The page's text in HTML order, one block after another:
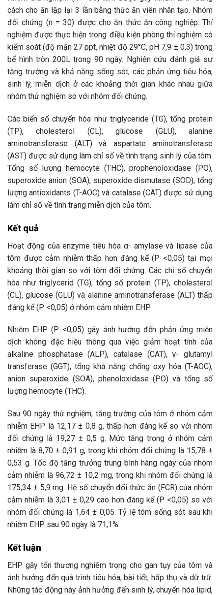
cách cho ăn lặp lại 3 lần bằng thức ăn viên nhân tạo. Nhóm
đối chứng (n = 30) được cho ăn thức ăn công nghiệp. Thí
nghiệm được thực hiện trong điều kiện phòng thí nghiệm có
kiểm soát (độ mặn 27 ppt, nhiệt độ 29°C, pH 7,9 ± 0,3) trong
bể hình tròn 200L trong 90 ngày. Nghiên cứu đánh giá sự
tăng trưởng và khả năng sống sót, các phản ứng tiêu hóa,
sinh lý, miễn dịch ở các khoảng thời gian khác nhau giữa
nhóm thử nghiệm so với nhóm đối chứng.
Các biến số chuyển hóa như triglyceride (TG), tổng protein
(TP), cholesterol (CL), glucose (GLU), alanine
aminotransferase (ALT) và aspartate aminotransferase
(AST) được sử dụng làm chỉ số về tình trạng sinh lý của tôm.
Tổng số lượng hemocyte (THC), prophenoloxidase (PO),
superoxide anion (SOA), superoxide dismutase (SOD), tổng
lượng antioxidants (T-AOC) và catalase (CAT) được sử dụng
làm chỉ số về tình trạng miễn dịch của tôm.
Kết quả
Hoạt động của enzyme tiêu hóa α- amylase và lipase của
tôm được cảm nhiễm thấp hơn đáng kể (P <0,05) tại mọi
khoảng thời gian so với tôm đối chứng. Các chỉ số chuyển
hóa như triglycerid (TG), tổng số protein (TP), cholesterol
(CL), glucose (GLU) và alanine aminotransferase (ALT) thấp
đáng kể (P <0,05) ở nhóm cảm nhiễm EHP.
Nhiễm EHP (P <0,05) gây ảnh hưởng đến phản ứng miễn
dịch không đặc hiệu thông qua việc giảm hoạt tính của
alkaline phosphatase (ALP), catalase (CAT), γ- glutamyl
transferase (GGT), tổng khả năng chống oxy hóa (T-AOC),
anion superoxide (SOA), phenoloxidase (PO) và tổng số
lượng hemocyte (THC).
Sau 90 ngày thử nghiệm, tăng trưởng của tôm ở nhóm cảm
nhiễm EHP là 12,17 ± 0,8 g, thấp hơn đáng kể so với nhóm
đối chứng là 19,27 ± 0,5 g. Mức tăng trọng ở nhóm cảm
nhiễm là 8,70 ± 0,91 g, trong khi nhóm đối chứng là 15,78 ±
0,53 g. Tốc độ tăng trưởng trung bình hàng ngày của nhóm
cảm nhiễm là 96,72 ± 10,2 mg, trong khi nhóm đối chứng là
175,34 ± 5,9 mg. Hệ số chuyển đổi thức ăn (FCR) của nhóm
cảm nhiễm là 3,01 ± 0,29 cao hơn đáng kể (P <0,05) so với
nhóm đối chứng là 1,64 ± 0,05. Tỷ lệ tôm sống sót sau khi
nhiễm EHP sau 90 ngày là 71,1%.
Kết luận
EHP gây tổn thương nghiêm trọng cho gan tụy của tôm và
ảnh hưởng đến quá trình tiêu hóa, bài tiết, hấp thụ và dữ trữ.
Những tác động này ảnh hưởng đến sinh lý, chuyển hóa lipid,